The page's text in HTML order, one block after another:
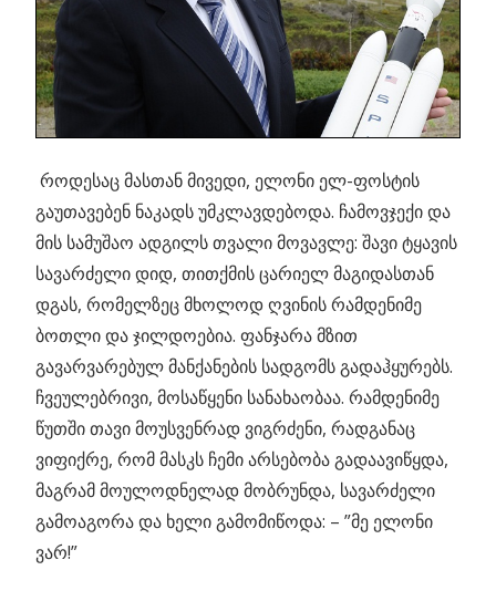
როდესაც მასთან მივედი, ელონი ელ-ფოსტის
გაუთავებენ ნაკადს უმკლავდებოდა. ჩამოვჯექი და
მის სამუშაო ადგილს თვალი მოვავლე: შავი ტყავის
სავარძელი დიდ, თითქმის ცარიელ მაგიდასთან
დგას, რომელზეც მხოლოდ ღვინის რამდენიმე
ბოთლი და ჯილდოებია. ფანჯარა მზით
გავარვარებულ მანქანების სადგომს გადაჰყურებს.
ჩვეულებრივი, მოსაწყენი სანახაობაა. რამდენიმე
წუთში თავი მოუსვენრად ვიგრძენი, რადგანაც
ვიფიქრე, რომ მასკს ჩემი არსებობა გადაავიწყდა,
მაგრამ მოულოდნელად მობრუნდა, სავარძელი
გამოაგორა და ხელი გამომიწოდა: – ”მე ელონი
ვარ!”